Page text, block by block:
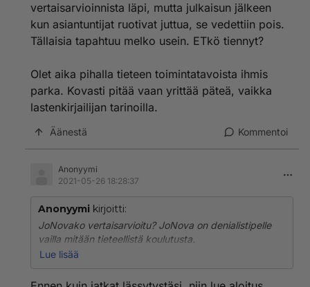
vertaisarvioinnista läpi, mutta julkaisun jälkeen
kun asiantuntijat ruotivat juttua, se vedettiin pois.
Tällaisia tapahtuu melko usein. ETkö tiennyt?
Olet aika pihalla tieteen toimintatavoista ihmis
parka. Kovasti pitää vaan yrittää päteä, vaikka
lastenkirjailijan tarinoilla.
Äänestä Kommentoi
Anonyymi
2021-05-26 18:28:37
Anonyymi kirjoitti:
JoNovako vertaisarvioitu? JoNova on denialistipelle
vailla mitään tieteellistä koulutusta.
kritiikissä mitään uutta ja outoa ollut.
Lue lisää